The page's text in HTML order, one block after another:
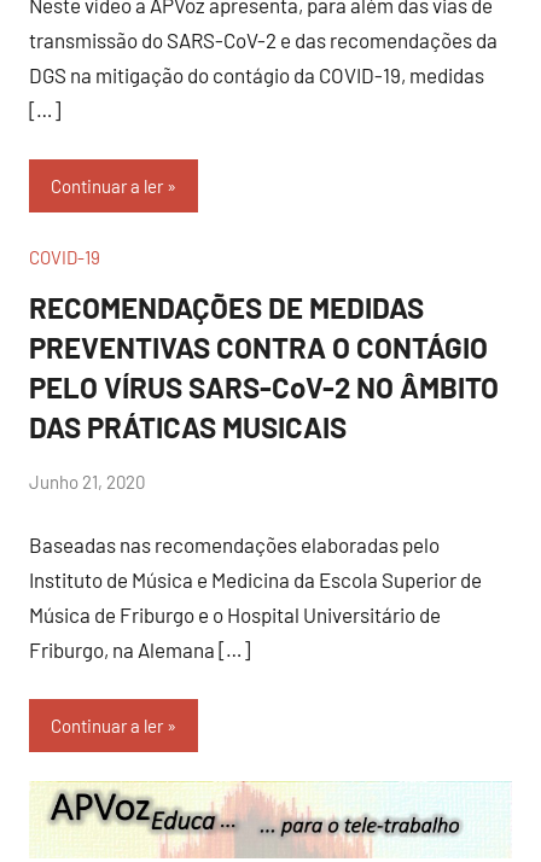
Neste vídeo a APVoz apresenta, para além das vias de
transmissão do SARS-CoV-2 e das recomendações da
DGS na mitigação do contágio da COVID-19, medidas
[…]
Continuar a ler
COVID-19
RECOMENDAÇÕES DE MEDIDAS
PREVENTIVAS CONTRA O CONTÁGIO
PELO VÍRUS SARS-CoV-2 NO ÂMBITO
DAS PRÁTICAS MUSICAIS
por
Junho 21, 2020
Baseadas nas recomendações elaboradas pelo
Instituto de Música e Medicina da Escola Superior de
Música de Friburgo e o Hospital Universitário de
Friburgo, na Alemana […]
Continuar a ler